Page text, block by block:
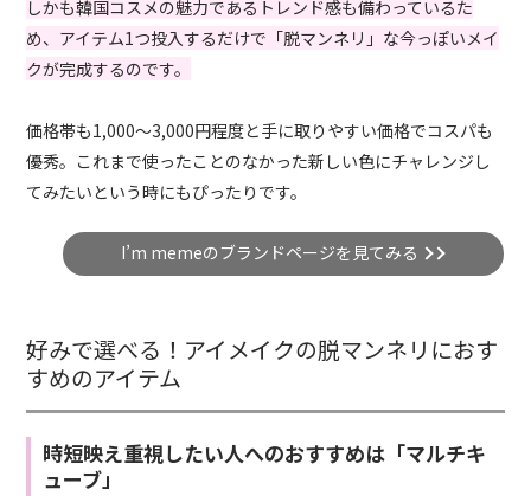
しかも韓国コスメの魅力であるトレンド感も備わっているた
め、アイテム1つ投入するだけで「脱マンネリ」な今っぽいメイ
クが完成するのです。
価格帯も1,000〜3,000円程度と手に取りやすい価格でコスパも
優秀。これまで使ったことのなかった新しい色にチャレンジし
てみたいという時にもぴったりです。
I’m memeのブランドページを見てみる
好みで選べる！アイメイクの脱マンネリにおす
すめのアイテム
時短映え重視したい人へのおすすめは「マルチキ
ューブ」